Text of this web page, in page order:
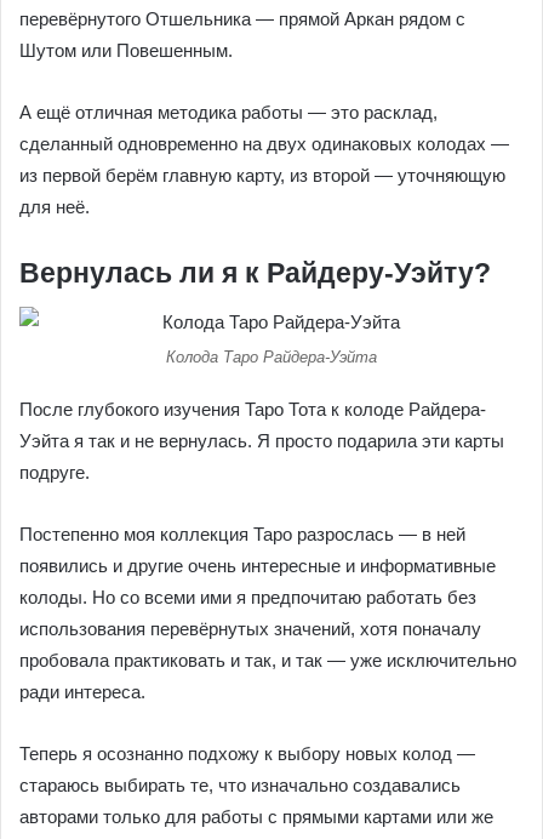
перевёрнутого Отшельника — прямой Аркан рядом с
Шутом или Повешенным.
А ещё отличная методика работы — это расклад,
сделанный одновременно на двух одинаковых колодах —
из первой берём главную карту, из второй — уточняющую
для неё.
Вернулась ли я к Райдеру-Уэйту?
Колода Таро Райдера-Уэйта
После глубокого изучения Таро Тота к колоде Райдера-
Уэйта я так и не вернулась. Я просто подарила эти карты
подруге.
Постепенно моя коллекция Таро разрослась — в ней
появились и другие очень интересные и информативные
колоды. Но со всеми ими я предпочитаю работать без
использования перевёрнутых значений, хотя поначалу
пробовала практиковать и так, и так — уже исключительно
ради интереса.
Теперь я осознанно подхожу к выбору новых колод —
стараюсь выбирать те, что изначально создавались
авторами только для работы с прямыми картами или же